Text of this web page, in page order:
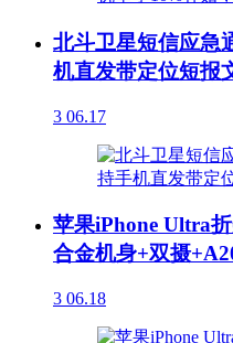
北斗卫星短信应急
机直发带定位短报
3 06.17
苹果iPhone Ultra
合金机身+双摄
3 06.18